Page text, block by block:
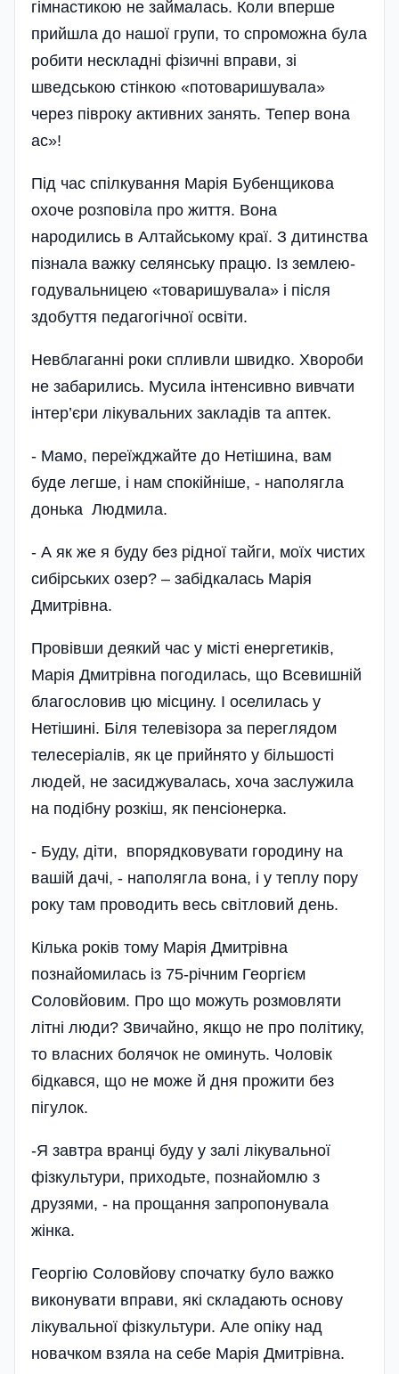
гімнастикою не займалась. Коли вперше
прийшла до нашої групи, то спроможна була
робити нескладні фізичні вправи, зі
шведською стін­кою «потоваришувала»
через півроку активних занять. Тепер вона
ас»!
Під час спілкування Марія Бубенщикова
охоче розповіла про життя. Вона
народились в Алтайському краї. З дитинства
пізнала важку селянську працю. Із землею-
годувальницею «товаришувала» і після
здобуття педагогічної освіти.
Невблаганні роки спливли швидко. Хвороби
не забарились. Мусила інтенсивно вивчати
інтер’єри лікувальних закладів та аптек.
- Мамо, переїжджайте до Нетішина, вам
буде легше, і нам спокійніше, - наполягла
донька Людмила.
- А як же я буду без рідної тайги, моїх чистих
сибірських озер? – забідкалась Марія
Дмитрівна­.
Провівши деякий час у місті енергетиків,
Марія Дмитрівна погодилась, що Всевишній
благословив цю місцину. І оселилась у
Нетішині. Біля телевізора за переглядом
телесеріалів, як це прийнято у більшості
людей, не засиджувалась, хоча заслужила
на подібну розкіш, як пенсіонерка­.
- Буду, діти, впорядковувати городину на
вашій дачі, - наполягла вона, і у теплу пору
року там проводить весь світловий день.
Кілька років тому Марія Дмитрівна
познайомилась із 75-річним Георгієм
Соловйовим. Про що можуть розмовляти
літні люди? Звичайно, якщо не про політику,
то власних болячок не оминуть. Чоловік
бідкався, що не може й дня прожити без
пігулок.
-Я завтра вранці буду у залі лікувальної
фізкультури, приходьте, познайомлю з
друзями, - на прощання запропонувала
жінка.
Георгію Соловйову спочатку було важко
виконувати вправи, які складають основу
лікувальної фізкультури. Але опіку над
новачком взяла на себе Марія Дмитрівна.